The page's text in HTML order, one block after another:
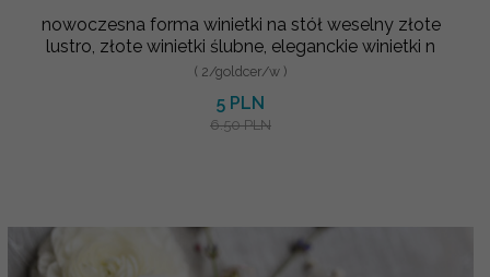
nowoczesna forma winietki na stół weselny złote
lustro, złote winietki ślubne, eleganckie winietki n
( 2/goldcer/w )
5 PLN
6.50 PLN